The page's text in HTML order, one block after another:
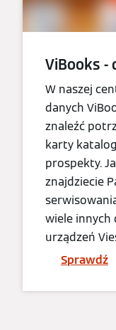
ViBooks -
W naszej
danych
znaleźć
karty
prospekty.
znajdziecie
wiele innych
urządzeń
Sprawdź